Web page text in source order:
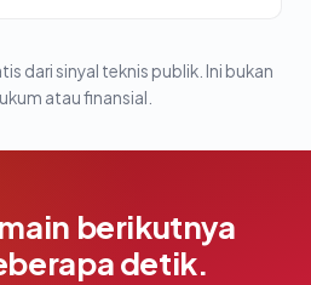
dari sinyal teknis publik. Ini bukan
atau finansial.
berikutnya
detik.